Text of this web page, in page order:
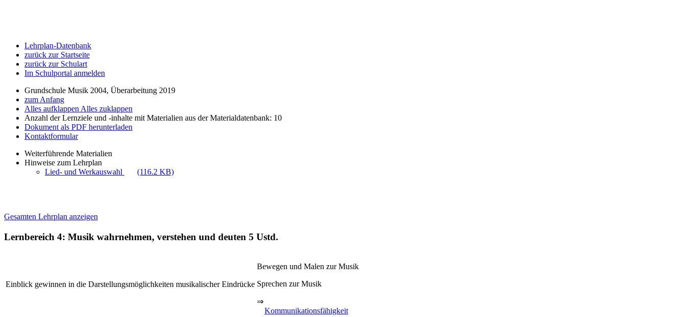
Lehrplan-Datenbank
zurück zur Startseite
zurück zur Schulart
Im Schulportal anmelden
Grundschule Musik 2004, Überarbeitung 2019
zum Anfang
Alles aufklappen Alles zuklappen
Anzahl der Lernziele und -inhalte mit Materialien aus der Materialdatenbank: 10
Dokument als PDF herunterladen
Kontaktformular
Weiterführende Materialien
Hinweise zum Lehrplan
Lied- und Werkauswahl
(116.2 KB)
Gesamten Lehrplan anzeigen
Lernbereich 4: Musik wahrnehmen, verstehen und deuten 5 Ustd.
Einblick gewinnen in die Darstellungsmöglichkeiten musikalischer Eindrücke
Bewegen und Malen zur Musik
Sprechen zur Musik
⇒
Kommunikationsfähigkeit